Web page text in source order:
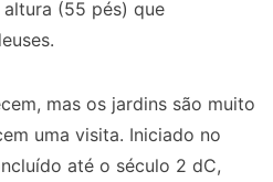
(55 pés) que
mas os jardins são muito
uma visita. Iniciado no
até o século 2 dC,